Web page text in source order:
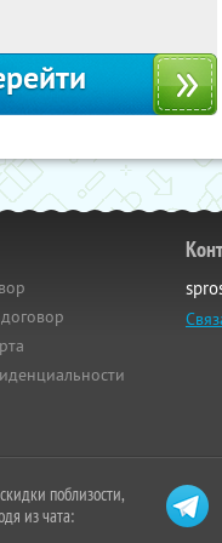
поблизости,
из чата: